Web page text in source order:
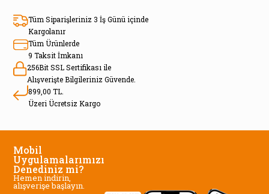
Tüm Siparişleriniz 3 İş Günü içinde
Kargolanır
Tüm Ürünlerde
9 Taksit İmkanı
256Bit SSL Sertifikası ile
Alışverişte Bilgileriniz Güvende.
899,00 TL.
Üzeri Ücretsiz Kargo
Mobil
Uygulamalarımızı
Denediniz mi?
Hemen indirin,
alışverişe başlayın.